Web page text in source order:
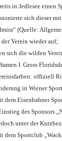
in Jedlesee einen
sich dieser
(Quelle:
Verein wieder auf;
sich die wilden
I. Gross
offiziell
in Wiener
dem Eisenbahner
des Sponsors
unter der
dem Sportclub